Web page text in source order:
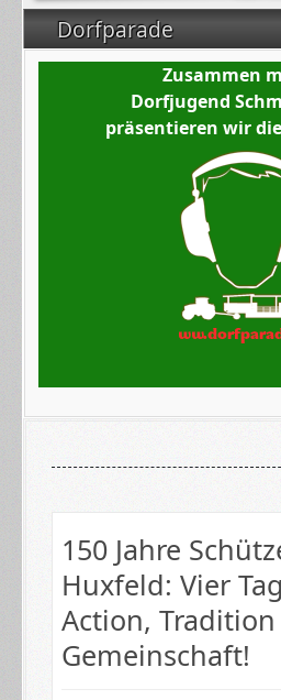
Dorfparade
Zusammen
Dorfjugend
präsentieren wir
​150 Jahre
Huxfeld: Vier
Action,
Gemeinschaft!